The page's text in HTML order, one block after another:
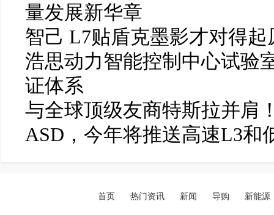
量发展新华章
智己 L7贴盾克墨影才对得起
浩思动力智能控制中心试验
证体系
与全球顶级友商特斯拉并肩
ASD，今年将推送高速L3和
首页 热门资讯 新闻 导购 新能源